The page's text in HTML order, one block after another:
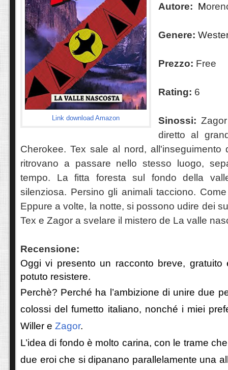
Link download Amazon
Autore: M
Genere:
Prezzo: Free
Rating: 6
Sinossi:
diretto al
Cherokee. Tex sale al nord, all'inseguimento
ritrovano a passare nello stesso luogo,
tempo. La fitta foresta sul fondo della
silenziosa. Persino gli animali tacciono.
Eppure a volte, la notte, si possono udire dei
Tex e Zagor a svelare il mistero de La valle
Recensione:
Oggi vi presento un racconto breve,
potuto resistere.
Perchè? Perché ha l’ambizione di unire due
colossi del fumetto italiano, nonché i miei
Willer e Zagor.
L’idea di fondo è molto carina, con le trame
due eroi che si dipanano parallelamente una